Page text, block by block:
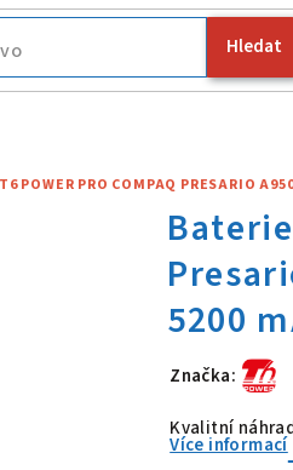
Hledat
POWER PRO COMPAQ PRESARIO
Značka:
Kvalitní
Více informací